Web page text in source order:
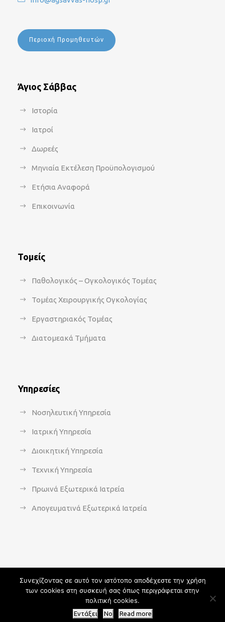
Περιοχή Προμηθευτών
Άγιος Σάββας
Ιστορία
Ιατροί
Δωρεές
Μηνιαία Εκτέλεση Προϋπολογισμού
Ετήσια Αναφορά
Επικοινωνία
Τομείς
Παθολογικός – Ογκολογικός Τομέας
Τομέας Χειρουργικής Ογκολογίας
Εργαστηριακός Τομέας
Διατομεακά Τμήματα
Υπηρεσίες
Νοσηλευτική Υπηρεσία
Ιατρική Υπηρεσία
Διοικητική Υπηρεσία
Τεχνική Υπηρεσία
Πρωινά Εξωτερικά Ιατρεία
Απογευματινά Εξωτερικά Ιατρεία
Copyright 2021 - agsavvas-hosp.gr - All Rights Reserved | An
Web-Creation powered by
Συνεχίζοντας σε αυτό τον ιστότοπο αποδέχεστε την χρήση
των cookies στη συσκευή σας όπως περιγράφεται στην
πολιτική cookies.
Εντάξει No Read more